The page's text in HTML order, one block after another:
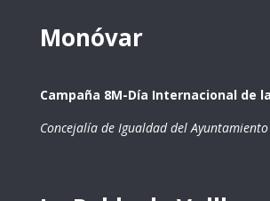
Monóvar
Campaña 8M-Día Internacional de
Concejalía de Igualdad del